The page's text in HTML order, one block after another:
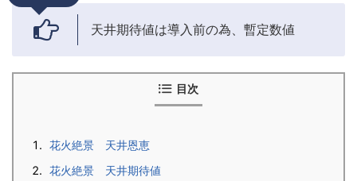
天井期待値は導入前の為、暫定数値
目次
花火絶景 天井恩恵
花火絶景 天井期待値